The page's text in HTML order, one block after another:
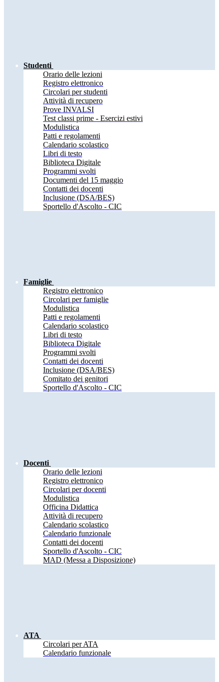
Studenti
Orario delle lezioni
Registro elettronico
Circolari per studenti
Attività di recupero
Prove INVALSI
Test classi prime - Esercizi estivi
Modulistica
Patti e regolamenti
Calendario scolastico
Libri di testo
Biblioteca Digitale
Programmi svolti
Documenti del 15 maggio
Contatti dei docenti
Inclusione (DSA/BES)
Sportello d'Ascolto - CIC
Famiglie
Registro elettronico
Circolari per famiglie
Modulistica
Patti e regolamenti
Calendario scolastico
Libri di testo
Biblioteca Digitale
Programmi svolti
Contatti dei docenti
Inclusione (DSA/BES)
Comitato dei genitori
Sportello d'Ascolto - CIC
Docenti
Orario delle lezioni
Registro elettronico
Circolari per docenti
Modulistica
Officina Didattica
Attività di recupero
Calendario scolastico
Calendario funzionale
Contatti dei docenti
Sportello d'Ascolto - CIC
MAD (Messa a Disposizione)
ATA
Circolari per ATA
Calendario funzionale